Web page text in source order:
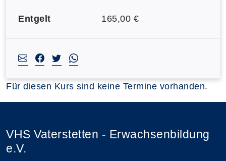
Entgelt 165,00 €
Für diesen Kurs sind keine Termine vorhanden.
VHS Vaterstetten - Erwachsenbildung
e.V.